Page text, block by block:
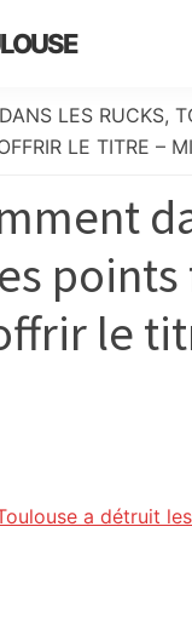
LES RUCKS,
LE TITRE –
le
a détruit